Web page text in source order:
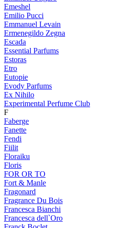
Emeshel
Emilio Pucci
Emmanuel Levain
Ermenegildo Zegna
Escada
Essential Parfums
Estoras
Etro
Eutopie
Evody Parfums
Ex Nihilo
Experimental Perfume Club
F
Faberge
Fanette
Fendi
Fiilit
Floraiku
Floris
FOR OR TO
Fort & Manle
Fragonard
Fragrance Du Bois
Francesca Bianchi
Francesca dell`Oro